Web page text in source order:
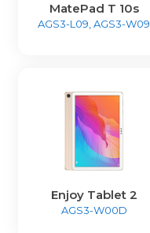
MatePad T 10s
AGS3-L09, AGS3-W09
Enjoy Tablet 2
AGS3-W00D